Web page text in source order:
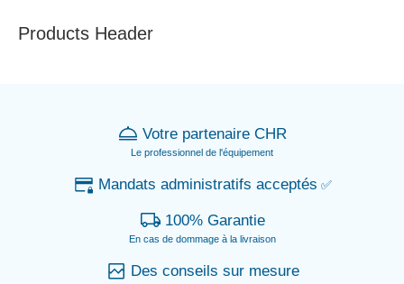
Products Header
Votre partenaire CHR
Le professionnel de l'équipement
Mandats administratifs acceptés ✅
100% Garantie
En cas de dommage à la livraison
Des conseils sur mesure